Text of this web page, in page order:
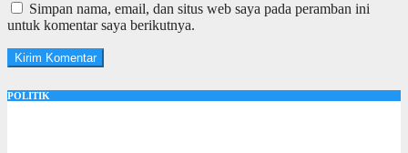
Simpan nama, email, dan situs web saya pada peramban ini
untuk komentar saya berikutnya.
POLITIK